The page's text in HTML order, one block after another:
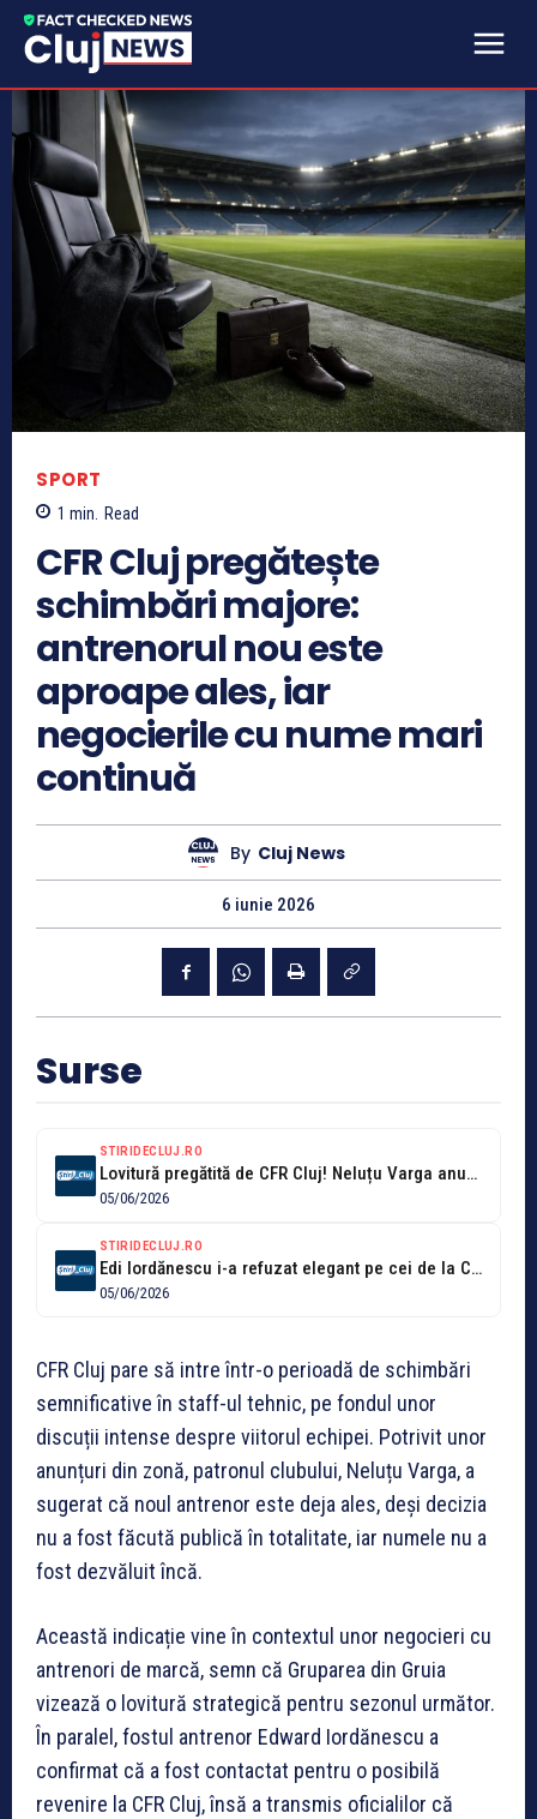
SPORT
1 min. Read
CFR Cluj pregătește
schimbări majore:
antrenorul nou este
aproape ales, iar
negocierile cu nume mari
continuă
By Cluj News
6 iunie 2026
Surse
STIRIDECLUJ.RO
Lovitură pregătită de CFR Cluj! Neluțu Varga anunță că noul antrenor este...
05/06/2026
STIRIDECLUJ.RO
Edi Iordănescu i-a refuzat elegant pe cei de la CFR Cluj. Îi...
05/06/2026
CFR Cluj pare să intre într-o perioadă de schimbări
semnificative în staff-ul tehnic, pe fondul unor
discuții intense despre viitorul echipei. Potrivit unor
anunțuri din zonă, patronul clubului, Neluțu Varga, a
sugerat că noul antrenor este deja ales, deși decizia
nu a fost făcută publică în totalitate, iar numele nu a
fost dezvăluit încă.
Această indicație vine în contextul unor negocieri cu
antrenori de marcă, semn că Gruparea din Gruia
vizează o lovitură strategică pentru sezonul următor.
În paralel, fostul antrenor Edward Iordănescu a
confirmat că a fost contactat pentru o posibilă
revenire la CFR Cluj, însă a transmis oficialilor că